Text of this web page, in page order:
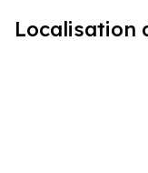
Localisation